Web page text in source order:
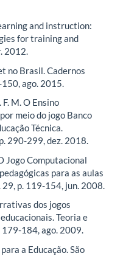
and instruction:
for training and
2012.
no Brasil. Cadernos
ago. 2015.
M. O Ensino
meio do jogo Banco
Técnica.
290-299, dez. 2018.
Jogo Computacional
para as aulas
p. 119-154, jun. 2008.
dos jogos
Teoria e
179-184, ago. 2009.
a Educação. São